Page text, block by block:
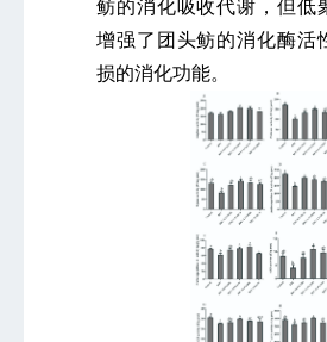
鲂的消化吸收代谢，但低
增强了团头鲂的消化酶活
损的消化功能。